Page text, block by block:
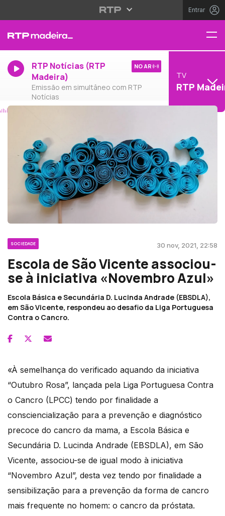
Entrar
RTP Notícias (RTP
Madeira)
Emissão em simultâneo com RTP
Notícias
NO AR
TV
RTP
SOCIEDADE 30 nov, 2021, 22:58
Escola de São Vicente associou-
se à iniciativa «Novembro Azul»
Escola Básica e Secundária D. Lucinda Andrade (EBSDLA),
em São Vicente, respondeu ao desafio da Liga Portuguesa
Contra o Cancro.
«À semelhança do verificado aquando da iniciativa
“Outubro Rosa”, lançada pela Liga Portuguesa Contra
o Cancro (LPCC) tendo por finalidade a
consciencialização para a prevenção e diagnóstico
precoce do cancro da mama, a Escola Básica e
Secundária D. Lucinda Andrade (EBSDLA), em São
Vicente, associou-se de igual modo à iniciativa
“Novembro Azul”, desta vez tendo por finalidade a
sensibilização para a prevenção da forma de cancro
mais frequente no homem: o cancro da próstata.